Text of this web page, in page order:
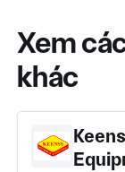
Xem
khác